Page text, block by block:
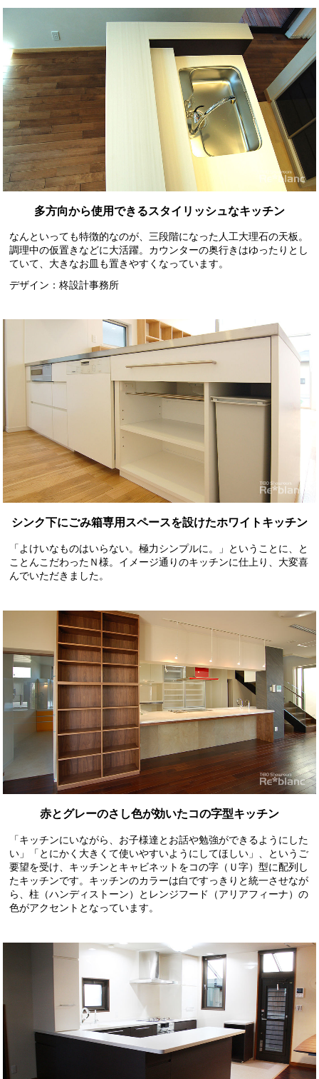
多方向から使用できるスタイリッシュなキッチン
なんといっても特徴的なのが、三段階になった人工大理石の天板。
調理中の仮置きなどに大活躍。カウンターの奥行きはゆったりとし
ていて、大きなお皿も置きやすくなっています。
デザイン：柊設計事務所
シンク下にごみ箱専用スペースを設けたホワイトキッチン
「よけいなものはいらない。極力シンプルに。」ということに、と
ことんこだわったＮ様。イメージ通りのキッチンに仕上り、大変喜
んでいただきました。
赤とグレーのさし色が効いたコの字型キッチン
「キッチンにいながら、お子様達とお話や勉強ができるようにした
い」「とにかく大きくて使いやすいようにしてほしい」、というご
要望を受け、キッチンとキャビネットをコの字（Ｕ字）型に配列し
たキッチンです。キッチンのカラーは白ですっきりと統一させなが
ら、柱（ハンディストーン）とレンジフード（アリアフィーナ）の
色がアクセントとなっています。